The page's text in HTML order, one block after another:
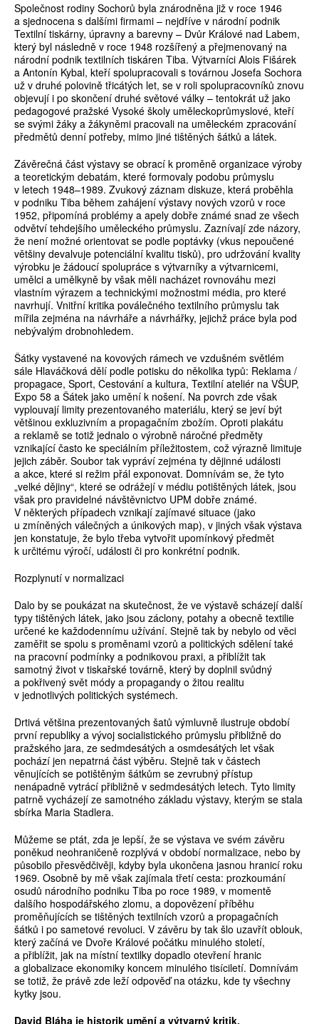
Společnost rodiny Sochorů byla znárodněna již v roce 1946
a sjednocena s dalšími firmami – nejdříve v národní podnik
Textilní tiskárny, úpravny a barevny – Dvůr Králové nad Labem,
který byl následně v roce 1948 rozšířený a přejmenovaný na
národní podnik textilních tiskáren Tiba. Výtvarníci Alois Fišárek
a Antonín Kybal, kteří spolupracovali s továrnou Josefa Sochora
už v druhé polovině třicátých let, se v roli spolupracovníků znovu
objevují i po skončení druhé světové války – tentokrát už jako
pedagogové pražské Vysoké školy uměleckoprůmyslové, kteří
se svými žáky a žákyněmi pracovali na uměleckém zpracování
předmětů denní potřeby, mimo jiné tištěných šátků a látek.
Závěrečná část výstavy se obrací k proměně organizace výroby
a teoretickým debatám, které formovaly podobu průmyslu
v letech 1948–1989. Zvukový záznam diskuze, která proběhla
v podniku Tiba během zahájení výstavy nových vzorů v roce
1952, připomíná problémy a apely dobře známé snad ze všech
odvětví tehdejšího uměleckého průmyslu. Zaznívají zde názory,
že není možné orientovat se podle poptávky (vkus nepoučené
většiny devalvuje potenciální kvalitu tisků), pro udržování kvality
výrobku je žádoucí spolupráce s výtvarníky a výtvarnicemi,
umělci a umělkyně by však měli nacházet rovnováhu mezi
vlastním výrazem a technickými možnostmi média, pro které
navrhují. Vnitřní kritika poválečného textilního průmyslu tak
mířila zejména na návrháře a návrhářky, jejichž práce byla pod
nebývalým drobnohledem.
Šátky vystavené na kovových rámech ve vzdušném světlém
sále Hlaváčková dělí podle potisku do několika typů: Reklama /
propagace, Sport, Cestování a kultura, Textilní ateliér na VŠUP,
Expo 58 a Šátek jako umění k nošení. Na povrch zde však
vyplouvají limity prezentovaného materiálu, který se jeví být
většinou exkluzivním a propagačním zbožím. Oproti plakátu
a reklamě se totiž jednalo o výrobně náročné předměty
vznikající často ke speciálním příležitostem, což výrazně limituje
jejich záběr. Soubor tak vypráví zejména ty dějinné události
a akce, které si režim přál exponovat. Domnívám se, že tyto
„velké dějiny“, které se odrážejí v médiu potištěných látek, jsou
však pro pravidelné návštěvnictvo UPM dobře známé.
V některých případech vznikají zajímavé situace (jako
u zmíněných válečných a únikových map), v jiných však výstava
jen konstatuje, že bylo třeba vytvořit upomínkový předmět
k určitému výročí, události či pro konkrétní podnik.
Rozplynutí v normalizaci
Dalo by se poukázat na skutečnost, že ve výstavě scházejí další
typy tištěných látek, jako jsou záclony, potahy a obecně textilie
určené ke každodennímu užívání. Stejně tak by nebylo od věci
zaměřit se spolu s proměnami vzorů a politických sdělení také
na pracovní podmínky a podnikovou praxi, a přiblížit tak
samotný život v tiskařské továrně, který by doplnil svůdný
a pokřivený svět módy a propagandy o žitou realitu
v jednotlivých politických systémech.
Drtivá většina prezentovaných šatů výmluvně ilustruje období
první republiky a vývoj socialistického průmyslu přibližně do
pražského jara, ze sedmdesátých a osmdesátých let však
pochází jen nepatrná část výběru. Stejně tak v částech
věnujících se potištěným šátkům se zevrubný přístup
nenápadně vytrácí přibližně v sedmdesátých letech. Tyto limity
patrně vycházejí ze samotného základu výstavy, kterým se stala
sbírka Maria Stadlera.
Můžeme se ptát, zda je lepší, že se výstava ve svém závěru
poněkud neohraničeně rozplývá v období normalizace, nebo by
působilo přesvědčivěji, kdyby byla ukončena jasnou hranicí roku
1969. Osobně by mě však zajímala třetí cesta: prozkoumání
osudů národního podniku Tiba po roce 1989, v momentě
dalšího hospodářského zlomu, a dopovězení příběhu
proměňujících se tištěných textilních vzorů a propagačních
šátků i po sametové revoluci. V závěru by tak šlo uzavřít oblouk,
který začíná ve Dvoře Králové počátku minulého století,
a přiblížit, jak na místní textilky dopadlo otevření hranic
a globalizace ekonomiky koncem minulého tisíciletí. Domnívám
se totiž, že právě zde leží odpověď na otázku, kde ty všechny
kytky jsou.
David Bláha je historik umění a výtvarný kritik.